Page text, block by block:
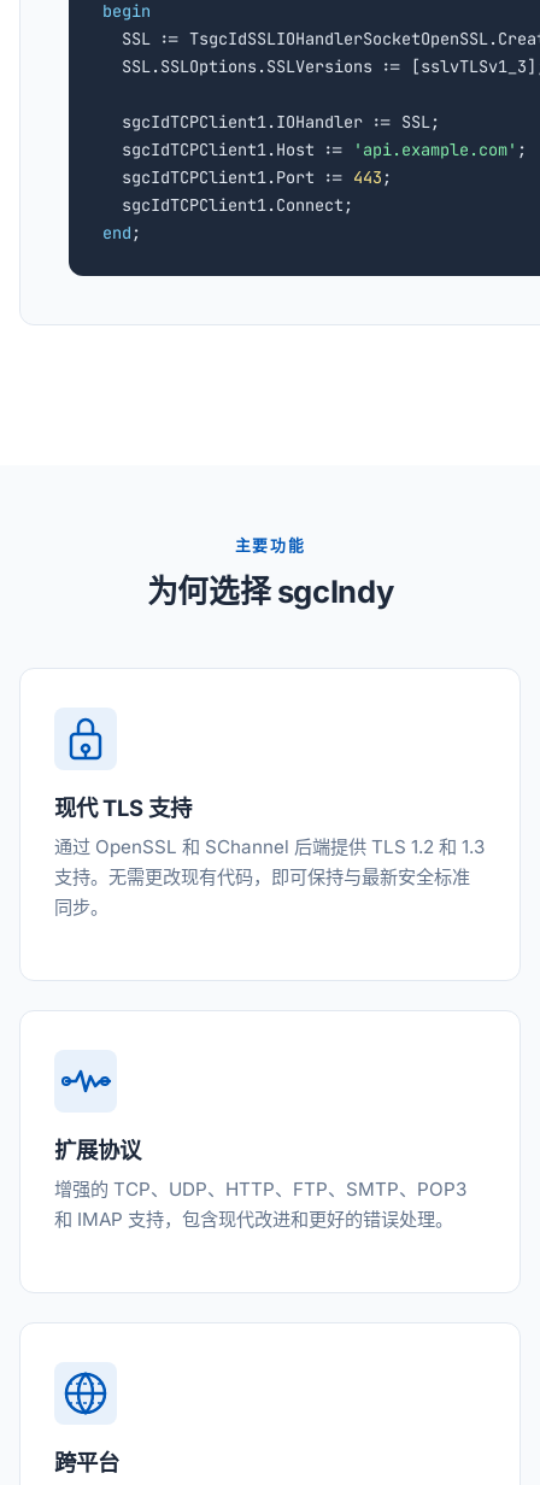
begin
SSL :=
SSL.SSLOptions.SSLVersions :=
  sgcIdTCPClient1.IOHandler := SSL;
  sgcIdTCPClient1.Host :=
'api.example.com' ;
  sgcIdTCPClient1.Port :=
443 ;
end ;
主要功能
为何选择 sgcIndy
现代 TLS 支持
通过 OpenSSL 和 SChannel 后端提供 TLS 1.2 和 1.3
支持。无需更改现有代码，即可保持与最新安全标准
同步。
扩展协议
增强的 TCP、UDP、HTTP、FTP、SMTP、POP3
和 IMAP 支持，包含现代改进和更好的错误处理。
跨平台